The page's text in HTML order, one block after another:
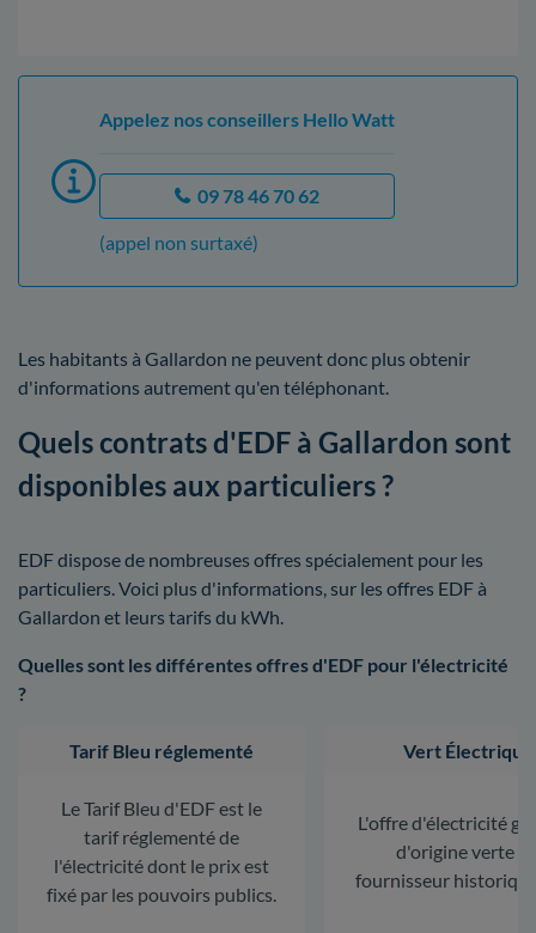
Appelez nos conseillers Hello Watt
09 78 46 70 62
(appel non surtaxé)
Les habitants à Gallardon ne peuvent donc plus obtenir
d'informations autrement qu'en téléphonant.
Quels contrats d'EDF à Gallardon sont
disponibles aux particuliers ?
EDF dispose de nombreuses offres spécialement pour les
particuliers. Voici plus d'informations, sur les offres EDF à
Gallardon et leurs tarifs du kWh.
Quelles sont les différentes offres d'EDF pour l'électricité
?
Tarif Bleu réglementé
Le Tarif Bleu d'EDF est le
tarif réglementé de
l'électricité dont le prix est
fixé par les pouvoirs publics.
Vert Électrique
L'offre d'électricité
d'origine verte
fournisseur